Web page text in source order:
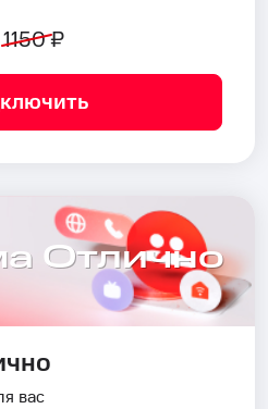
1150 ₽
Отлично
вас